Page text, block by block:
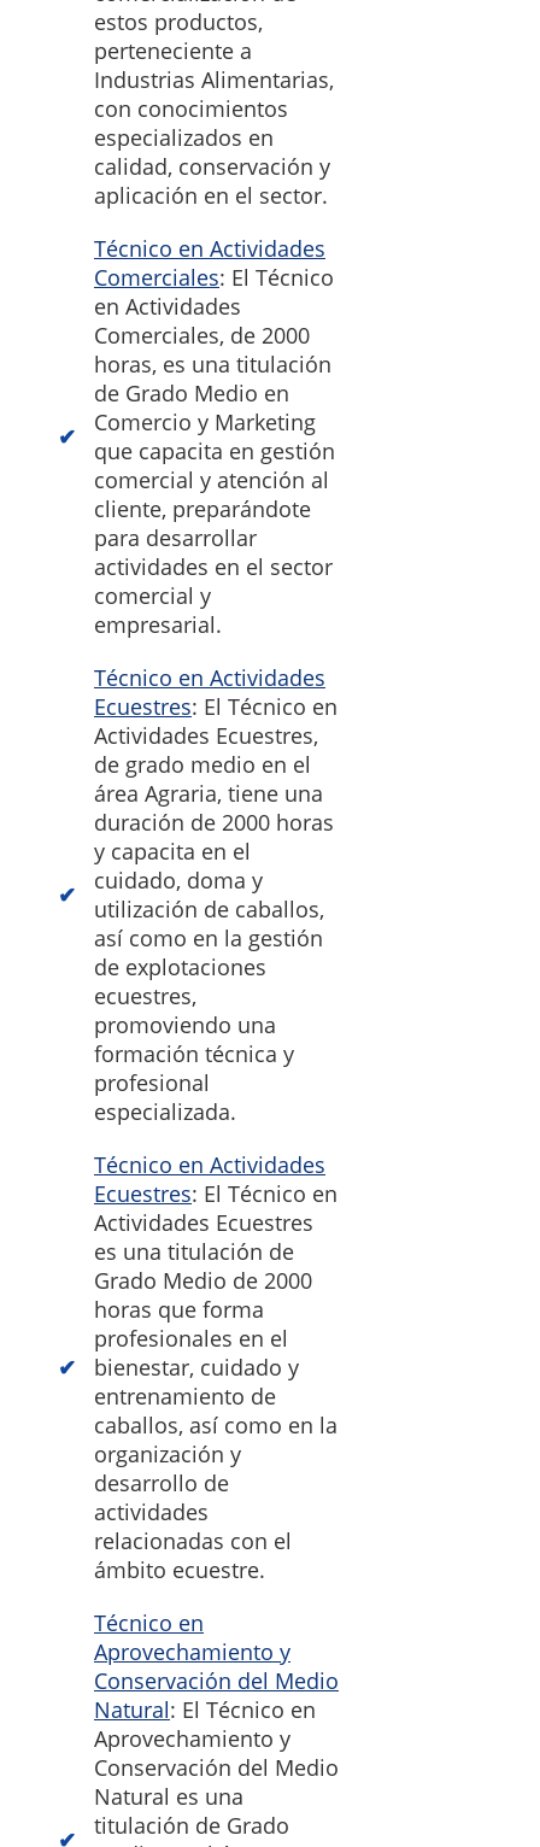
estos productos,
perteneciente a
Industrias Alimentarias,
con conocimientos
especializados en
calidad, conservación y
aplicación en el sector.
Técnico en Actividades
Comerciales: El Técnico
en Actividades
Comerciales, de 2000
horas, es una titulación
de Grado Medio en
Comercio y Marketing
que capacita en gestión
comercial y atención al
cliente, preparándote
para desarrollar
actividades en el sector
comercial y
empresarial.
Técnico en Actividades
Ecuestres: El Técnico en
Actividades Ecuestres,
de grado medio en el
área Agraria, tiene una
duración de 2000 horas
y capacita en el
cuidado, doma y
utilización de caballos,
así como en la gestión
de explotaciones
ecuestres,
promoviendo una
formación técnica y
profesional
especializada.
Técnico en Actividades
Ecuestres: El Técnico en
Actividades Ecuestres
es una titulación de
Grado Medio de 2000
horas que forma
profesionales en el
bienestar, cuidado y
entrenamiento de
caballos, así como en la
organización y
desarrollo de
actividades
relacionadas con el
ámbito ecuestre.
Técnico en
Aprovechamiento y
Conservación del Medio
Natural: El Técnico en
Aprovechamiento y
Conservación del Medio
Natural es una
titulación de Grado